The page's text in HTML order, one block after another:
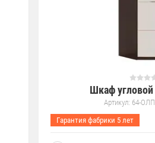
Шкаф
Артикул: 64-
Гарантия фабрики 5 лет